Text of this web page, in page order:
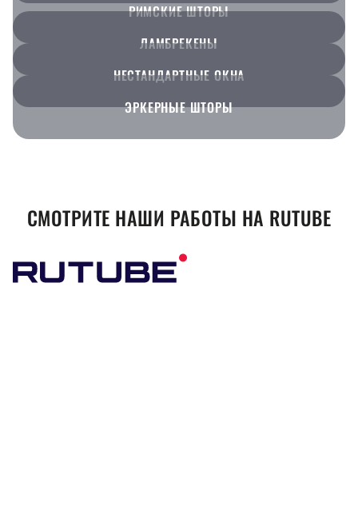
РИМСКИЕ ШТОРЫ
ЛАМБРЕКЕНЫ
НЕСТАНДАРТНЫЕ ОКНА
ЭРКЕРНЫЕ ШТОРЫ
СМОТРИТЕ НАШИ РАБОТЫ НА RUTUBE